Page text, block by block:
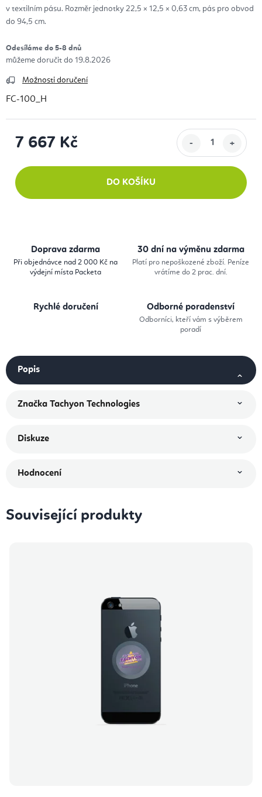
v textilním pásu. Rozměr jednotky 22,5 × 12,5 × 0,63 cm, pás pro obvod
do 94,5 cm.
Odesíláme do 5-8 dnů
19.8.2026
Možnosti doručení
FC-100_H
7 667 Kč
DO KOŠÍKU
Doprava zdarma
Při objednávce nad 2 000 Kč na
výdejní místa Packeta
30 dní na výměnu zdarma
Platí pro nepoškozené zboží. Peníze
vrátíme do 2 prac. dní.
Rychlé doručení Odborné poradenství
Odborníci, kteří vám s výběrem
poradí
Popis
Značka Tachyon Technologies
Diskuze
Hodnocení
Související produkty